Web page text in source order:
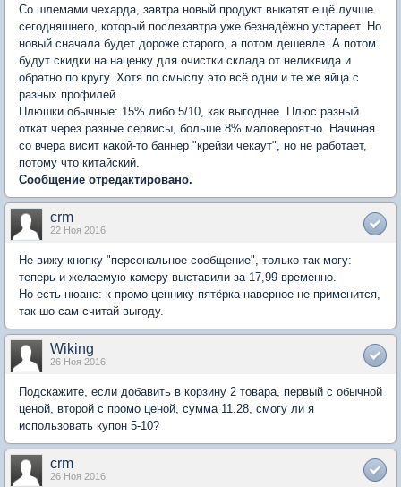
Со шлемами чехарда, завтра новый продукт выкатят ещё лучше
сегодняшнего, который послезавтра уже безнадёжно устареет. Но
новый сначала будет дороже старого, а потом дешевле. А потом
будут скидки на наценку для очистки склада от неликвида и
обратно по кругу. Хотя по смыслу это всё одни и те же яйца с
разных профилей.
Плюшки обычные: 15% либо 5/10, как выгоднее. Плюс разный
откат через разные сервисы, больше 8% маловероятно. Начиная
со вчера висит какой-то баннер "крейзи чекаут", но не работает,
потому что китайский.
Сообщение отредактировано.
crm
22 Ноя 2016
Не вижу кнопку "персональное сообщение", только так могу:
теперь и желаемую камеру выставили за 17,99 временно.
Но есть нюанс: к промо-ценнику пятёрка наверное не применится,
так шо сам считай выгоду.
Wiking
26 Ноя 2016
Подскажите, если добавить в корзину 2 товара, первый с обычной
ценой, второй с промо ценой, сумма 11.28, смогу ли я
использовать купон 5-10?
crm
26 Ноя 2016